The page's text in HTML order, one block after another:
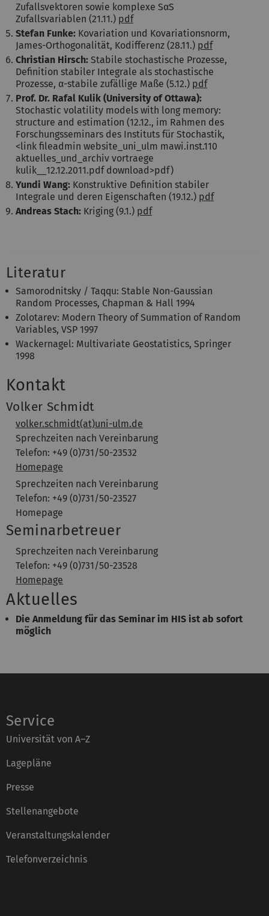
Zufallsvektoren sowie komplexe SαS
Zufallsvariablen (21.11.) pdf
Stefan Funke: Kovariation und Kovariationsnorm,
James-Orthogonalität, Kodifferenz (28.11.) pdf
Christian Hirsch: Stabile stochastische Prozesse,
Definition stabiler Integrale als stochastische
Prozesse, α-stabile zufällige Maße (5.12.) pdf
Prof. Dr. Rafal Kulik (University of Ottawa):
Stochastic volatility models with long memory:
structure and estimation (12.12., im Rahmen des
Forschungsseminars des Instituts für Stochastik,
<link fileadmin website_uni_ulm mawi.inst.110
aktuelles_und_archiv vortraege
kulik__12.12.2011.pdf download>pdf)
Yundi Wang: Konstruktive Definition stabiler
Integrale und deren Eigenschaften (19.12.) pdf
Andreas Stach: Kriging (9.1.) pdf
Literatur
Samorodnitsky / Taqqu: Stable Non-Gaussian
Random Processes, Chapman & Hall 1994
Zolotarev: Modern Theory of Summation of Random
Variables, VSP 1997
Wackernagel: Multivariate Geostatistics, Springer
1998
Kontakt
Volker Schmidt
volker.schmidt(at)uni-ulm.de
Sprechzeiten nach Vereinbarung
Telefon: +49 (0)731/50-23532
Homepage
Sprechzeiten nach Vereinbarung
Telefon: +49 (0)731/50-23527
Homepage
Seminarbetreuer
Sprechzeiten nach Vereinbarung
Telefon: +49 (0)731/50-23528
Homepage
Aktuelles
Die Anmeldung für das Seminar im HIS ist ab sofort
möglich
Service
Universität von A–Z
Lagepläne
Presse
Stellenangebote
Veranstaltungskalender
Telefonverzeichnis